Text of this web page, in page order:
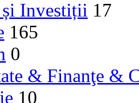
Investiții 17
165
0
& Finanţe &
10